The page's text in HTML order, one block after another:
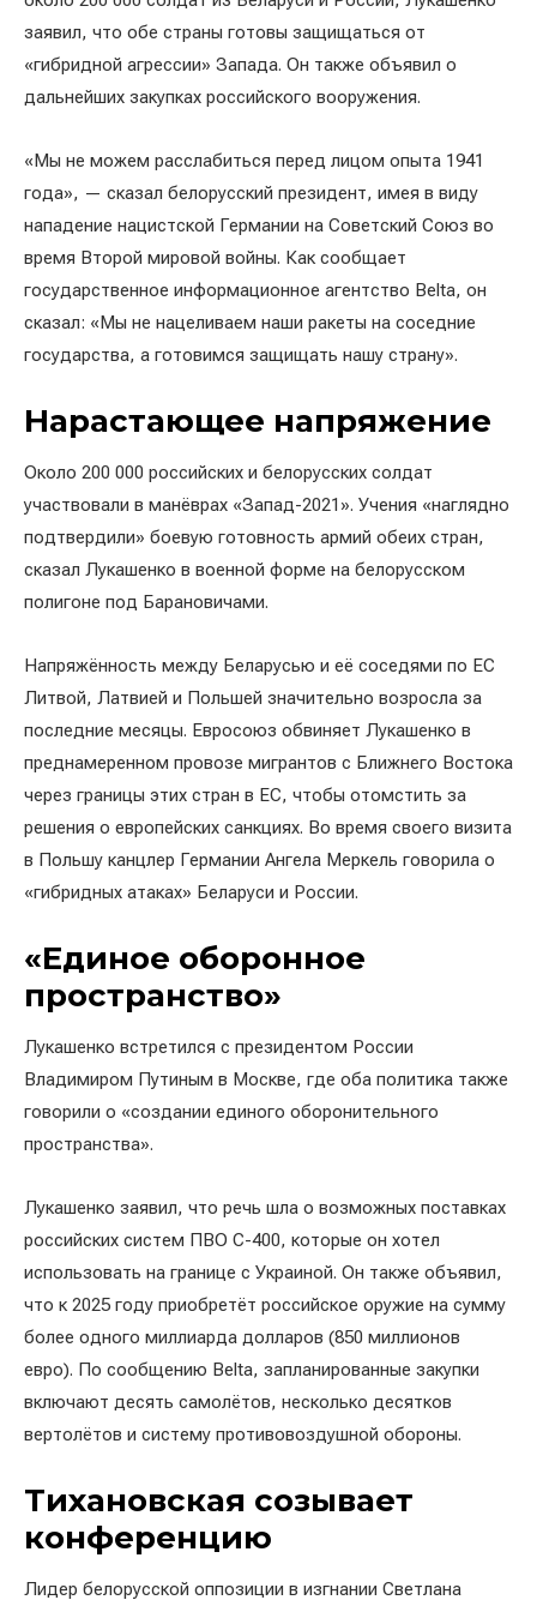
заявил, что обе страны готовы защищаться от
«гибридной агрессии» Запада. Он также объявил о
дальнейших закупках российского вооружения.
«Мы не можем расслабиться перед лицом опыта 1941
года», — сказал белорусский президент, имея в виду
нападение нацистской Германии на Советский Союз во
время Второй мировой войны. Как сообщает
государственное информационное агентство Belta, он
сказал: «Мы не нацеливаем наши ракеты на соседние
государства, а готовимся защищать нашу страну».
Нарастающее напряжение
Около 200 000 российских и белорусских солдат
участвовали в манёврах «Запад-2021». Учения «наглядно
подтвердили» боевую готовность армий обеих стран,
сказал Лукашенко в военной форме на белорусском
полигоне под Барановичами.
Напряжённость между Беларусью и её соседями по ЕС
Литвой, Латвией и Польшей значительно возросла за
последние месяцы. Евросоюз обвиняет Лукашенко в
преднамеренном провозе мигрантов с Ближнего Востока
через границы этих стран в ЕС, чтобы отомстить за
решения о европейских санкциях. Во время своего визита
в Польшу канцлер Германии Ангела Меркель говорила о
«гибридных атаках» Беларуси и России.
«Единое оборонное
пространство»
Лукашенко встретился с президентом России
Владимиром Путиным в Москве, где оба политика также
говорили о «создании единого оборонительного
пространства».
Лукашенко заявил, что речь шла о возможных поставках
российских систем ПВО С-400, которые он хотел
использовать на границе с Украиной. Он также объявил,
что к 2025 году приобретёт российское оружие на сумму
более одного миллиарда долларов (850 миллионов
евро). По сообщению Belta, запланированные закупки
включают десять самолётов, несколько десятков
вертолётов и систему противовоздушной обороны.
Тихановская созывает
конференцию
Лидер белорусской оппозиции в изгнании Светлана